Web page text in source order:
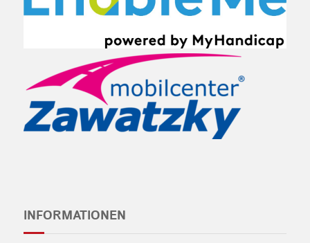
INFORMATIONEN